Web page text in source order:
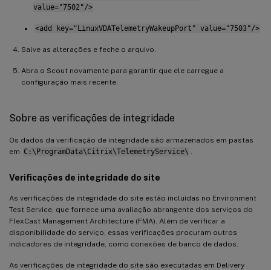
value="7502"/>
<add key="LinuxVDATelemetryWakeupPort" value="7503"/>
Salve as alterações e feche o arquivo.
Abra o Scout novamente para garantir que ele carregue a
configuração mais recente.
Sobre as verificações de integridade
Os dados da verificação de integridade são armazenados em pastas
em C:\ProgramData\Citrix\TelemetryService\
Verificações de integridade do site
As verificações de integridade do site estão incluídas no Environment
Test Service, que fornece uma avaliação abrangente dos serviços do
FlexCast Management Architecture (FMA). Além de verificar a
disponibilidade do serviço, essas verificações procuram outros
indicadores de integridade, como conexões de banco de dados.
As verificações de integridade do site são executadas em Delivery